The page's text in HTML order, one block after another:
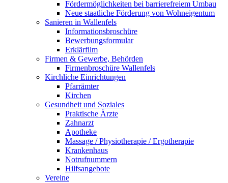
Fördermöglichkeiten bei barrierefreiem Umbau
Neue staatliche Förderung von Wohneigentum
Sanieren in Wallenfels
Informationsbroschüre
Bewerbungsformular
Erklärfilm
Firmen & Gewerbe, Behörden
Firmenbroschüre Wallenfels
Kirchliche Einrichtungen
Pfarrämter
Kirchen
Gesundheit und Soziales
Praktische Ärzte
Zahnarzt
Apotheke
Massage / Physiotherapie / Ergotherapie
Krankenhaus
Notrufnummern
Hilfsangebote
Vereine